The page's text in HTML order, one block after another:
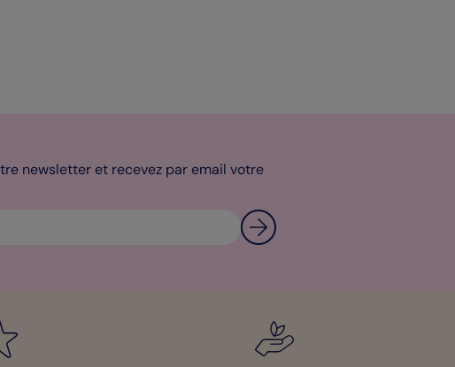
newsletter et recevez par email votre